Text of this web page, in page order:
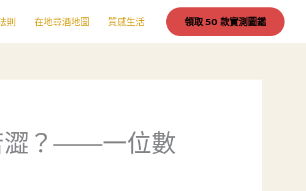
則 在地尋酒地圖 質感生活 領取 50 款實測圖鑑
澀？——一位數